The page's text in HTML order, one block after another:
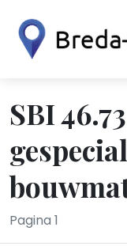
SBI
Pagina 1